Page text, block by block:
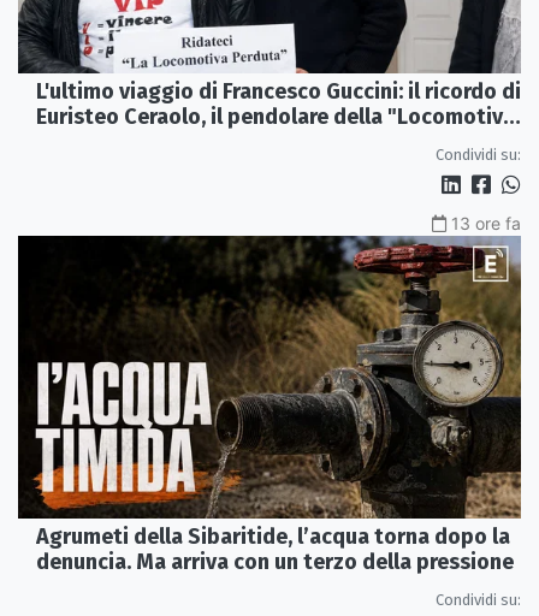
L'ultimo viaggio di Francesco Guccini: il ricordo di
Euristeo Ceraolo, il pendolare della "Locomotiva
Condividi su:
13 ore fa
Agrumeti della Sibaritide, l’acqua torna dopo la
denuncia. Ma arriva con un terzo della pressione
Condividi su: